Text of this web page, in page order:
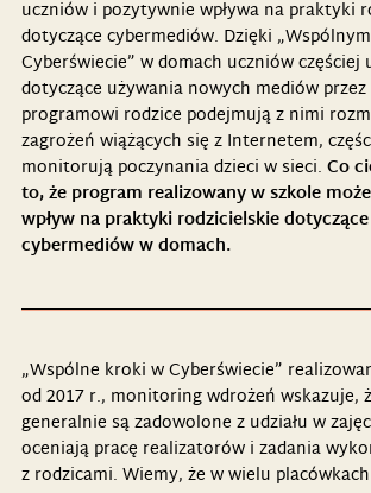
uczniów i pozytywnie wpływa na praktyki
dotyczące cybermediów. Dzięki „Wspólnym
Cyberświecie” w domach uczniów częściej
dotyczące używania nowych mediów przez
programowi rodzice podejmują z nimi
zagrożeń wiążących się z Internetem,
monitorują poczynania dzieci w sieci. Co
to, że program realizowany w szkole
wpływ na praktyki rodzicielskie
cybermediów w domach.
„Wspólne kroki w Cyberświecie”
od 2017 r., monitoring wdrożeń wskazuje,
generalnie są zadowolone z udziału w
oceniają pracę realizatorów i zadania
z rodzicami. Wiemy, że w wielu